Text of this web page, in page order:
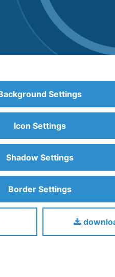
Settings
Icon Settings
Shadow Settings
Border Settings